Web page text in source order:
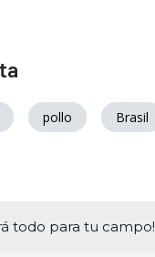
pollo Brasil
todo para tu campo!